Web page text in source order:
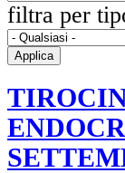
filtra per